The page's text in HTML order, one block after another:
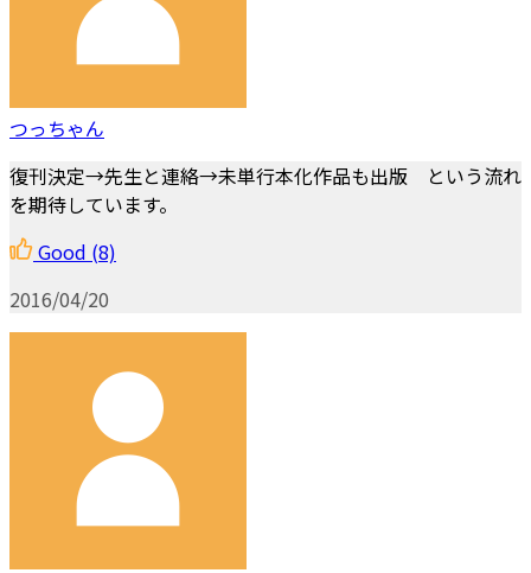
つっちゃん
復刊決定→先生と連絡→未単行本化作品も出版 という流れ
を期待しています。
Good (8)
2016/04/20